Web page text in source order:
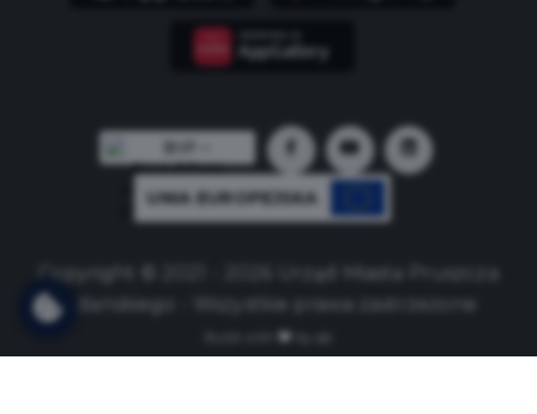
UNIA EUROPEJSKA
Copyright © 2021 - 2026 Urząd Miasta Pruszcza
Gdańskiego - Wszystkie prawa zastrzeżone